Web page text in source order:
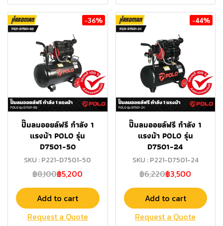
-36%
ปั๊มลมออยล์ฟรี กำลัง 1
แรงม้า POLO รุ่น
D7501-50
SKU : P221-D7501-50
฿8,100฿5,200
Add to cart
Request a Quote
-44%
ปั๊มลมออยล์ฟรี กำลัง 1
แรงม้า POLO รุ่น
D7501-24
SKU : P221-D7501-24
฿6,220฿3,500
Add to cart
Request a Quote